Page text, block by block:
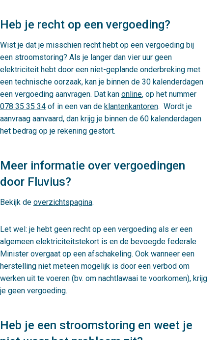
Heb je recht op een vergoeding?
Wist je dat je misschien recht hebt op een vergoeding bij
een stroomstoring? Als je langer dan vier uur geen
elektriciteit hebt door een niet-geplande onderbreking met
een technische oorzaak, kan je binnen de 30 kalenderdagen
een vergoeding aanvragen. Dat kan online, op het nummer
078 35 35 34 of in een van de klantenkantoren. Wordt je
aanvraag aanvaard, dan krijg je binnen de 60 kalenderdagen
het bedrag op je rekening gestort.
Meer informatie over vergoedingen
door Fluvius?
Bekijk de overzichtspagina.
Let wel: je hebt geen recht op een vergoeding als er een
algemeen elektriciteitstekort is en de bevoegde federale
Minister overgaat op een afschakeling. Ook wanneer een
herstelling niet meteen mogelijk is door een verbod om
werken uit te voeren (bv. om nachtlawaai te voorkomen), krijg
je geen vergoeding.
Heb je een stroomstoring en weet je